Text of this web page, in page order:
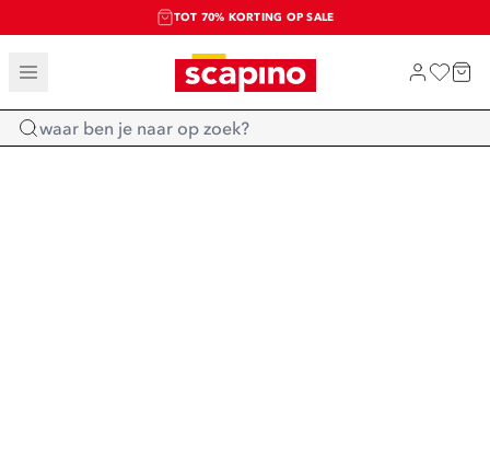
TOT 70% KORTING OP SALE
SALE: LAATSTE KANS!
SHOP NIEUW
Home